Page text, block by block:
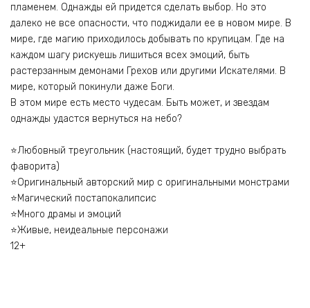
пламенем. Однажды ей придется сделать выбор. Но это
далеко не все опасности, что поджидали ее в новом мире. В
мире, где магию приходилось добывать по крупицам. Где на
каждом шагу рискуешь лишиться всех эмоций, быть
растерзанным демонами Грехов или другими Искателями. В
мире, который покинули даже Боги.
В этом мире есть место чудесам. Быть может, и звездам
однажды удастся вернуться на небо?
⭐Любовный треугольник (настоящий, будет трудно выбрать
фаворита)
⭐Оригинальный авторский мир с оригинальными монстрами
⭐Магический постапокалипсис
⭐Много драмы и эмоций
⭐Живые, неидеальные персонажи
12+